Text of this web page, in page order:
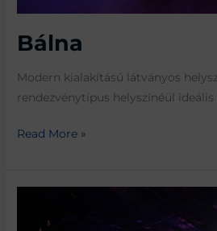
Bálna
Modern kialakítású látványos
rendezvénytípus helyszínéül ideális
Read More »